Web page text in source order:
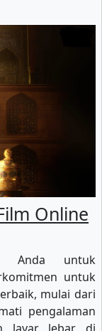
Online
Anda untuk
untuk
mulai dari
pengalaman